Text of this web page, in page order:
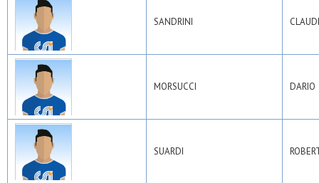
SANDRINI
MORSUCCI DARIO
SUARDI